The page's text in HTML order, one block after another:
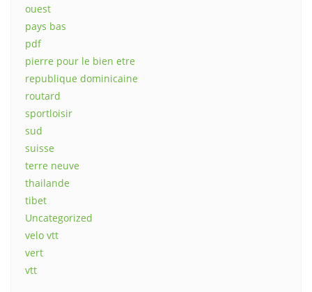
ouest
pays bas
pdf
pierre pour le bien etre
republique dominicaine
routard
sportloisir
sud
suisse
terre neuve
thailande
tibet
Uncategorized
velo vtt
vert
vtt